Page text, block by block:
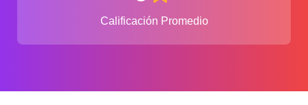
Calificación Promedio